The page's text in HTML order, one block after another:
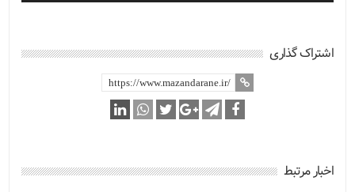
اشتراک گذاری
اخبار مرتبط